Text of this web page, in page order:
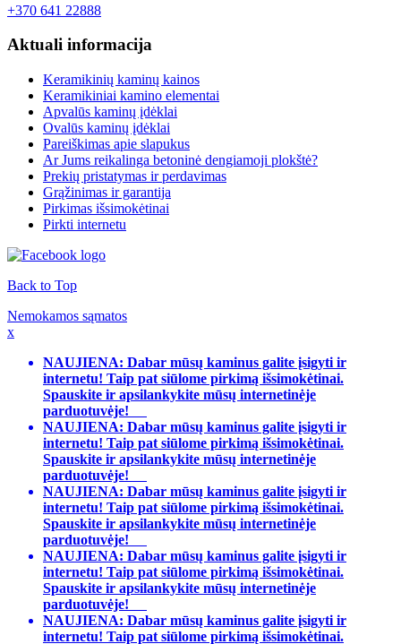
+370 641 22888
Aktuali informacija
Keramikinių kaminų kainos
Keramikiniai kamino elementai
Apvalūs kaminų įdėklai
Ovalūs kaminų įdėklai
Pareiškimas apie slapukus
Ar Jums reikalinga betoninė dengiamoji plokštė?
Prekių pristatymas ir perdavimas
Grąžinimas ir garantija
Pirkimas išsimokėtinai
Pirkti internetu
Back to Top
Nemokamos sąmatos
x
NAUJIENA: Dabar mūsų kaminus galite įsigyti ir
internetu! Taip pat siūlome pirkimą išsimokėtinai.
Spauskite ir apsilankykite mūsų internetinėje
parduotuvėje!
NAUJIENA: Dabar mūsų kaminus galite įsigyti ir
internetu! Taip pat siūlome pirkimą išsimokėtinai.
Spauskite ir apsilankykite mūsų internetinėje
parduotuvėje!
NAUJIENA: Dabar mūsų kaminus galite įsigyti ir
internetu! Taip pat siūlome pirkimą išsimokėtinai.
Spauskite ir apsilankykite mūsų internetinėje
parduotuvėje!
NAUJIENA: Dabar mūsų kaminus galite įsigyti ir
internetu! Taip pat siūlome pirkimą išsimokėtinai.
Spauskite ir apsilankykite mūsų internetinėje
parduotuvėje!
NAUJIENA: Dabar mūsų kaminus galite įsigyti ir
internetu! Taip pat siūlome pirkimą išsimokėtinai.